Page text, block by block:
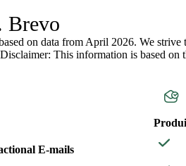
Brevo
on data from April 2026. We
Disclaimer: This information is based on
E-mails